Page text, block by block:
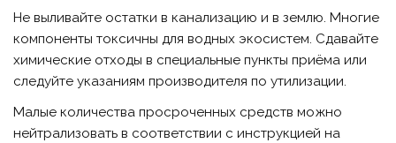
Не выливайте остатки в канализацию и в землю. Многие
компоненты токсичны для водных экосистем. Сдавайте
химические отходы в специальные пункты приёма или
следуйте указаниям производителя по утилизации.
Малые количества просроченных средств можно
нейтрализовать в соответствии с инструкцией на